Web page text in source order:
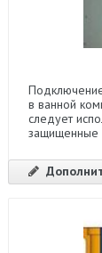
в ванной
следует
защищенные